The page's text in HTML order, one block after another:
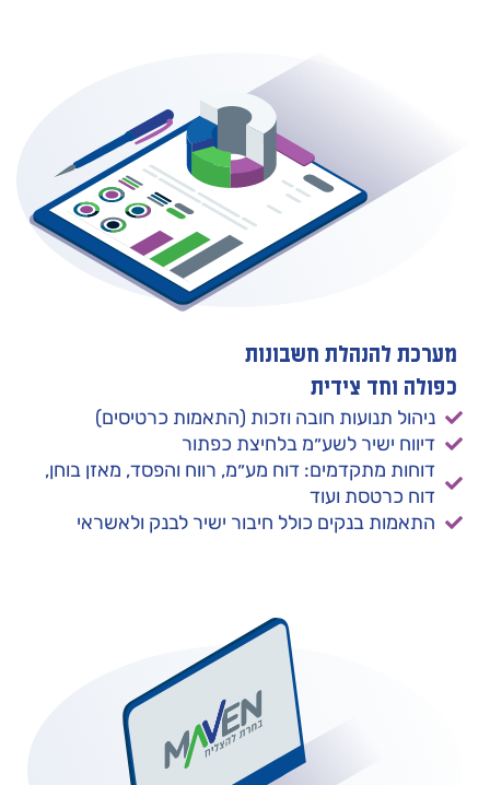
מערכת להנהלת חשבונות
כפולה וחד צידית
ניהול תנועות חובה וזכות (התאמות כרטיסים)
דיווח ישיר לשע״מ בלחיצת כפתור
דוחות מתקדמים: דוח מע״מ, רווח והפסד, מאזן בוחן,
דוח כרטסת ועוד
התאמות בנקים כולל חיבור ישיר לבנק ולאשראי